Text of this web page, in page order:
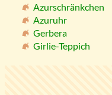
Azurschränkchen
Azuruhr
Gerbera
Girlie-Teppich